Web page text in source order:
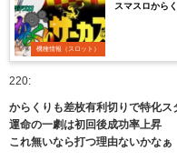
機種情報（スロット）
スマスロから
220:
からくりも差枚有利切りで特化ス
運命の一劇は初回後成功率上昇
これ無いなら打つ理由ないかなぁ